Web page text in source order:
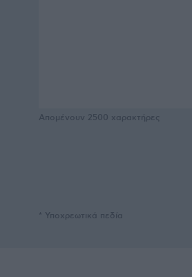
Απομένουν 2500 χαρακτήρες
* Υποχρεωτικά πεδία